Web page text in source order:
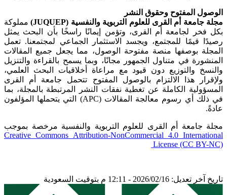
الوصول المفتوح وحقوق النشر
مجلة جامعة أم القرى للعلوم التربوية والنفسية (JUQUEP)
مملوكة
بكل فخر لجامعة أم القرى، وتؤمن إيمانًا راسخًا بأن البحث يمثل
رصيدًا قيمًا للمجتمع، ويجسد الاستثمار الجماعي لمجتمعنا. تعمل
المجلة بوصفها منصة مفتوحة الوصول، مما يجعل جميع المقالات
المنشورة في متناول الجمهور مجانًا، وبما يسمح بالقراءة والتنزيل
والنسخ والتوزيع دون قيود مع مراعاة أخلاقيات البحث العلمي،
ولإقرار هذا الالتزام بالوصول المفتوح تتحمل جامعة أم القرى
المسؤولية الكاملة عن تغطية نفقات النشر المرتبطة بالمجلة، بما
في ذلك أي رسوم معالجة المقالات (APC) التي يتحملها المؤلفون
عادةً.
مجلة جامعة أم القرى للعلوم التربوية والنفسية مرخصة بموجب
Creative Commons Attribution-NonCommercial 4.0 International
License (CC BY-NC)
تاريخ آخر تعديل: 2026/02/16 - 12:11 م بتوقيت السعودية